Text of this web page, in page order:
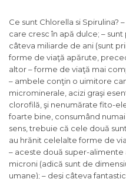
Ce sunt Chlorella si Spirulina?
care cresc în apă dulce; –
câteva miliarde de ani (sunt
forme de viaţă apărute,
altor – forme de viaţă mai
– ambele conţin o uimitore
microminerale, acizi graşi
clorofilă, şi nenumărate fito-
foarte bine, consumând
sens, trebuie că cele două
au hrănit celelalte forme de
– aceste două super-alimente
microni (adică sunt de
umane); – deşi câteva